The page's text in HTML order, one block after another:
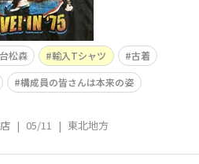
松森 輸入Tシャツ
古着
構成員の皆さんは本来の姿
| 05/11 | 東北地方